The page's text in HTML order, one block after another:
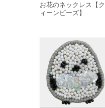
お花のネックレス【ク
ィーンビーズ】